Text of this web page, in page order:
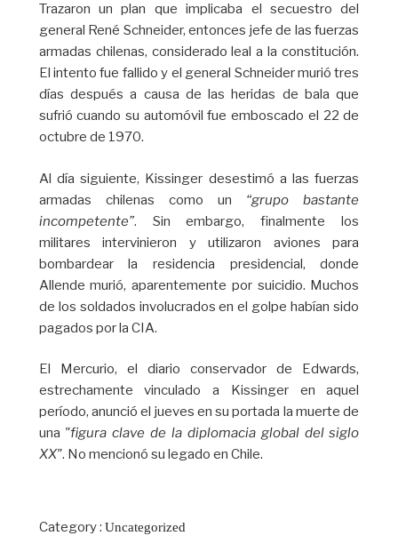
Trazaron un plan que implicaba el secuestro del
general René Schneider, entonces jefe de las fuerzas
armadas chilenas, considerado leal a la constitución.
El intento fue fallido y el general Schneider murió tres
días después a causa de las heridas de bala que
sufrió cuando su automóvil fue emboscado el 22 de
octubre de 1970.
Al día siguiente, Kissinger desestimó a las fuerzas
armadas chilenas como un “grupo bastante
incompetente”. Sin embargo, finalmente los
militares intervinieron y utilizaron aviones para
bombardear la residencia presidencial, donde
Allende murió, aparentemente por suicidio. Muchos
de los soldados involucrados en el golpe habían sido
pagados por la CIA.
El Mercurio, el diario conservador de Edwards,
estrechamente vinculado a Kissinger en aquel
período, anunció el jueves en su portada la muerte de
una "figura clave de la diplomacia global del siglo
XX". No mencionó su legado en Chile.
Category : Uncategorized